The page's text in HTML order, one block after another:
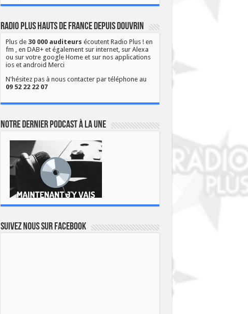
Radio Plus Hauts de France depuis Douvrin
Plus de 30 000 auditeurs écoutent Radio Plus ! en
fm , en DAB+ et également sur internet, sur Alexa
ou sur votre google Home et sur nos applications
ios et android Merci
N'hésitez pas à nous contacter par téléphone au
09 52 22 22 07
Notre dernier podcast à la une
Suivez nous sur Facebook